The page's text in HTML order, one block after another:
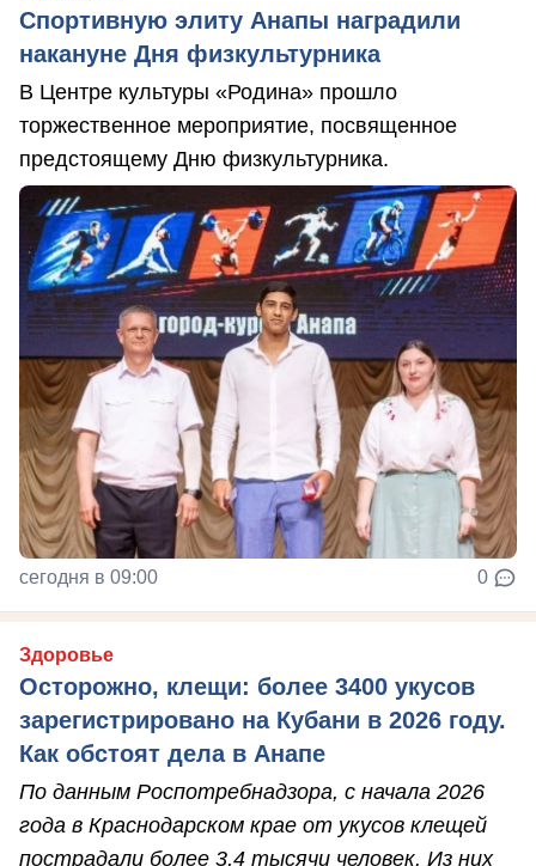
Спортивную элиту Анапы наградили
накануне Дня физкультурника
В Центре культуры «Родина» прошло
торжественное мероприятие, посвященное
предстоящему Дню физкультурника.
сегодня в 09:00 0
Здоровье
Осторожно, клещи: более 3400 укусов
зарегистрировано на Кубани в 2026 году.
Как обстоят дела в Анапе
По данным Роспотребнадзора, с начала 2026
года в Краснодарском крае от укусов клещей
пострадали более 3,4 тысячи человек. Из них